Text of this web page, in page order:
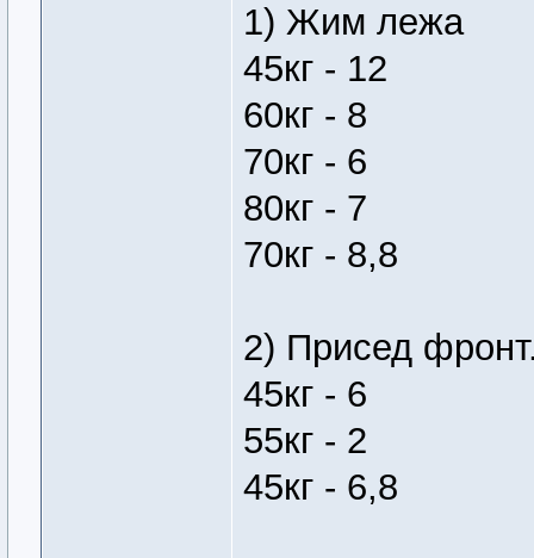
1) Жим лежа
45кг - 12
60кг - 8
70кг - 6
80кг - 7
70кг - 8,8
2) Присед
45кг - 6
55кг - 2
45кг - 6,8